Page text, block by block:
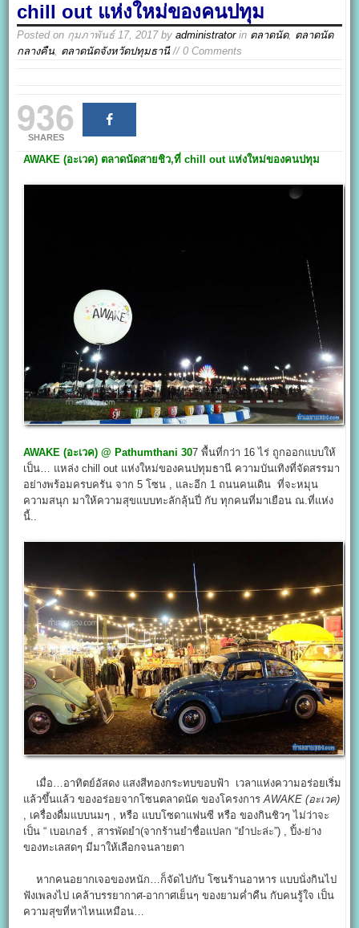
chill out แห่งใหม่ของคนปทุม
Posted on กุมภาพันธ์ 17, 2017byadministratorin ตลาดนัด, ตลาดนัด
กลางคืน, ตลาดนัดจังหวัดปทุมธานี// 0 Comments
936
SHARES
AWAKE (อะเวค) ตลาดนัดสายชิว,ที่ chill out แห่งใหม่ของคนปทุม
AWAKE (อะเวค) @ Pathumthani 307 พื้นที่กว่า 16 ไร่ ถูกออกแบบให้
เป็น… แหล่ง chill out แห่งใหม่ของคนปทุมธานี ความบันเทิงที่จัดสรรมา
อย่างพร้อมครบครัน จาก 5 โซน , และอีก 1 ถนนคนเดิน ที่จะหมุน
ความสนุก มาให้ความสุขแบบทะลักลุ้นปี่ กับ ทุกคนที่มาเยือน ณ.ที่แห่ง
นี้..
เมื่อ…อาทิตย์อัสดง แสงสีทองกระทบขอบฟ้า เวลาแห่งความอร่อยเริ่ม
แล้วขึ้นแล้ว ของอร่อยจากโซนตลาดนัด ของโครงการAWAKE (อะเวค)
, เครื่องดื่มแบบนมๆ , หรือ แบบโซดาแฟนซี หรือ ของกินชิวๆ ไม่ว่าจะ
เป็น “ เบอเกอร์ , สารพัดยำ(จากร้านยำชื่อแปลก “ยำปะล่ะ”) , ปิ้ง-ย่าง
ของทะเลสดๆ มีมาให้เลือกจนลายตา
หากคนอยากเจอของหนัก…ก็จัดไปกับ โซนร้านอาหาร แบบนั่งกินไป
ฟังเพลงไป เคล้าบรรยากาศ-อากาศเย็นๆ ของยามค่ำคืน กับคนรู้ใจ เป็น
ความสุขที่หาไหนเหมือน…